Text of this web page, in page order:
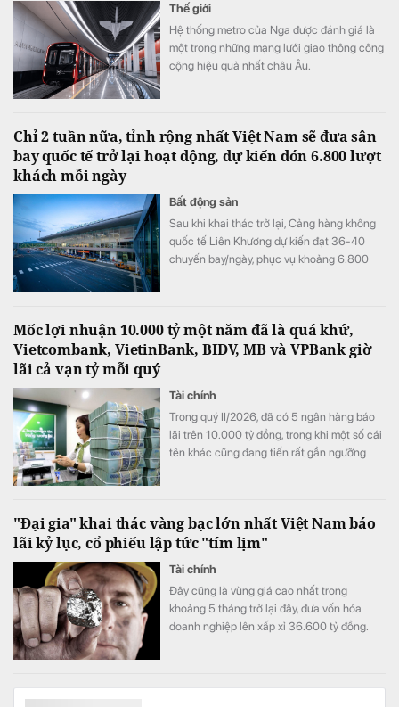
Thế giới
Hệ thống metro của Nga được đánh giá là
một trong những mạng lưới giao thông công
cộng hiệu quả nhất châu Âu.
Chỉ 2 tuần nữa, tỉnh rộng nhất Việt Nam sẽ đưa sân
bay quốc tế trở lại hoạt động, dự kiến đón 6.800 lượt
khách mỗi ngày
Bất động sản
Sau khi khai thác trở lại, Cảng hàng không
quốc tế Liên Khương dự kiến đạt 36-40
chuyến bay/ngày, phục vụ khoảng 6.800
Mốc lợi nhuận 10.000 tỷ một năm đã là quá khứ,
Vietcombank, VietinBank, BIDV, MB và VPBank giờ
lãi cả vạn tỷ mỗi quý
Tài chính
Trong quý II/2026, đã có 5 ngân hàng báo
lãi trên 10.000 tỷ đồng, trong khi một số cái
tên khác cũng đang tiến rất gần ngưỡng
"Đại gia" khai thác vàng bạc lớn nhất Việt Nam báo
lãi kỷ lục, cổ phiếu lập tức "tím lịm"
Tài chính
Đây cũng là vùng giá cao nhất trong
khoảng 5 tháng trở lại đây, đưa vốn hóa
doanh nghiệp lên xấp xỉ 36.600 tỷ đồng.